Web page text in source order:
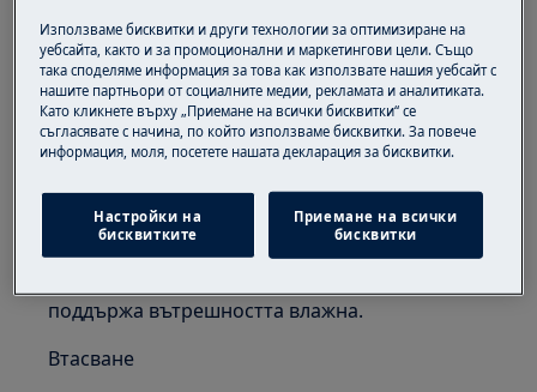
Издигнете печенето на ново ниво
Паровата фурна отваря изцяло нов свят на
ароматен, ефирен хляб с хрупкава златисто-
кафява коричка. Преживяването започва,
когато парата създаде равномерна
температура, идеална за бухване на тестото.
Когато печете, парата създава хрупкава
коричка, тъй като образува мокра
поддържа вътрешността влажна.
Втасване
Използваме бисквитки и други технологии за оптимизиране на
уебсайта, както и за промоционални и маркетингови цели. Също
така споделяме информация за това как използвате нашия уебсайт с
нашите партньори от социалните медии, рекламата и аналитиката.
Като кликнете върху „Приемане на всички бисквитки“ се
съгласявате с начина, по който използваме бисквитки. За повече
информация, моля, посетете нашата декларация за бисквитки.
Настройки на
бисквитките
Приемане на всички
бисквитки